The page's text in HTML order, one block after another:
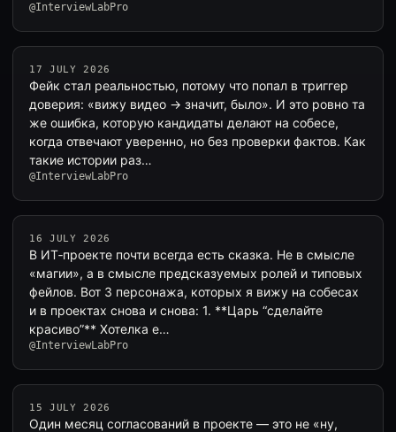
@InterviewLabPro
17 JULY 2026
Фейк стал реальностью, потому что попал в триггер
доверия: «вижу видео → значит, было». И это ровно та
же ошибка, которую кандидаты делают на собесе,
когда отвечают уверенно, но без проверки фактов. Как
такие истории раз…
@InterviewLabPro
16 JULY 2026
В ИТ‑проекте почти всегда есть сказка. Не в смысле
«магии», а в смысле предсказуемых ролей и типовых
фейлов. Вот 3 персонажа, которых я вижу на собесах
и в проектах снова и снова: 1. **Царь “сделайте
красиво”** Хотелка е…
@InterviewLabPro
15 JULY 2026
Один месяц согласований в проекте — это не «ну,